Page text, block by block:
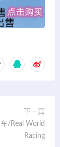
下一篇
/Real World
Racing